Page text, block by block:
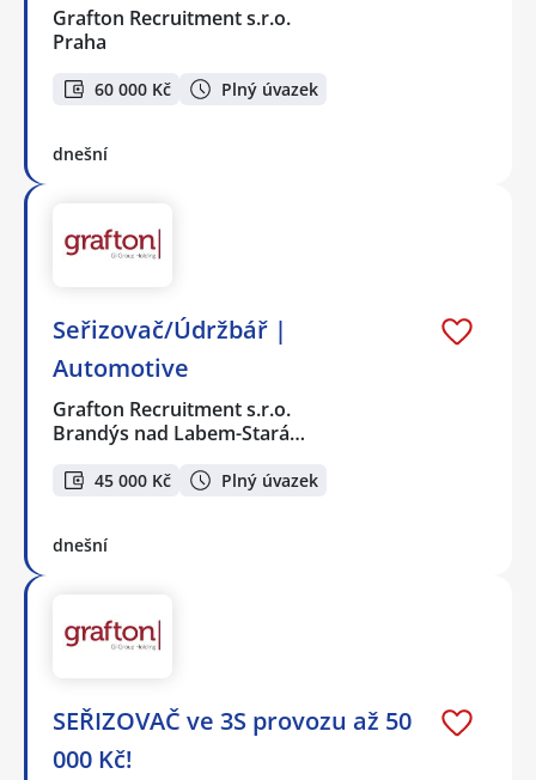
Grafton Recruitment s.r.o.
Praha
60 000 Kč Plný úvazek
dnešní
Seřizovač/Údržbář |
Automotive
Grafton Recruitment s.r.o.
Brandýs nad Labem-Stará…
45 000 Kč Plný úvazek
dnešní
SEŘIZOVAČ ve 3S provozu až 50
000 Kč!